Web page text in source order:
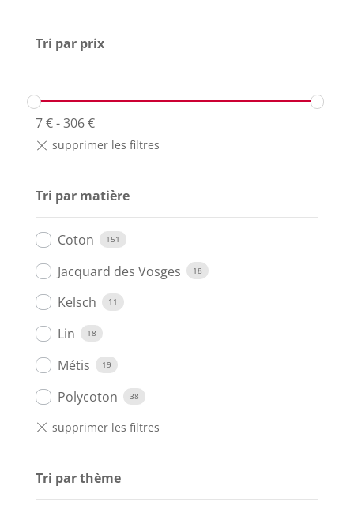
Tri par prix
7€-306€
Tri par matière
Coton 151
Jacquard des Vosges 18
Kelsch 11
Lin 18
Métis 19
Polycoton 38
Tri par thème